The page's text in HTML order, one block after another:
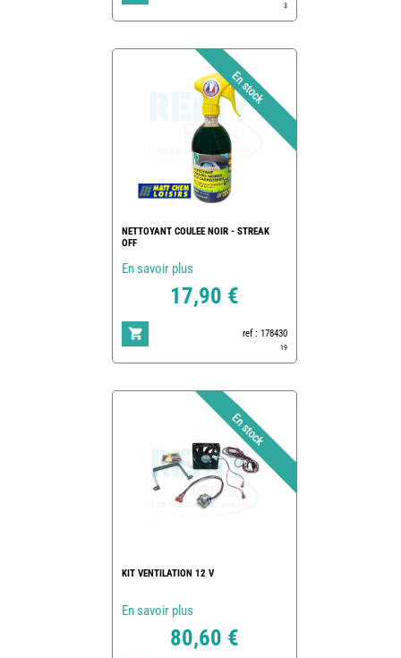
3
NETTOYANT COULEE NOIR - STREAK
OFF
En savoir plus
17,90 €
ref : 178430
19
KIT VENTILATION 12 V
En savoir plus
80,60 €